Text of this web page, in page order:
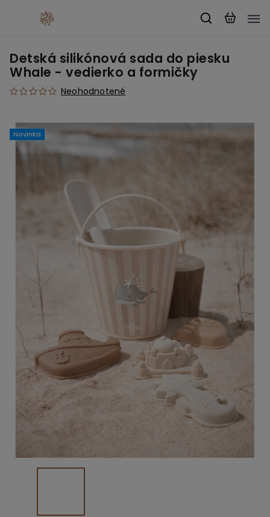
Detská silikónová sada do piesku
Whale - vedierko a formičky
Neohodnotené
Novinka